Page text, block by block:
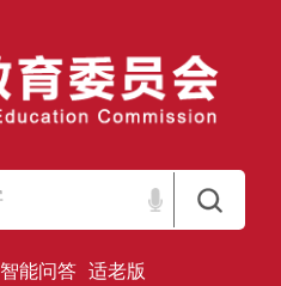
智能问答 适老版